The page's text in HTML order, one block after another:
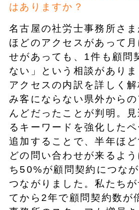
はありますか？
名古屋の社労士事務所さ
ほどのアクセスがあって
せがあっても、1件も顧問
ない」という相談がありま
アクセスの内訳を詳しく
み客にならない県外から
んどだったことが判明。
るキーワードを強化した
追加することで、半年ほ
どの問い合わせが来るよ
ち50%が顧問契約につな
つながりました。私たち
てから2年で顧問契約数が